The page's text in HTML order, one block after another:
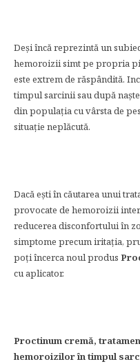
Deși încă reprezintă un
hemoroizii simt pe propria
este extrem de răspândită.
timpul sarcinii sau după
din populația cu vârsta de
situație neplăcută.
Dacă ești în căutarea unui
provocate de hemoroizii
reducerea disconfortului în
simptome precum iritația,
poți încerca noul produs
cu aplicator.
Proctinum cremă,
hemoroizilor în timpul